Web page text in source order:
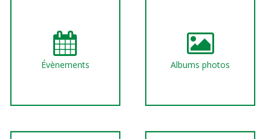
Évènements Albums photos